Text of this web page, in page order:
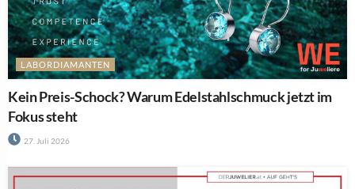
LABORDIAMANTEN
Kein Preis-Schock? Warum Edelstahlschmuck jetzt im
Fokus steht
27. Juli 2026